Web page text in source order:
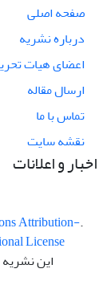
صفحه اصلی
درباره نشریه
اعضای هیات
ارسال مقاله
تماس با ما
نقشه سایت
اخبار و اعلانات
.This work is licensed under a
Attribution-
License
این